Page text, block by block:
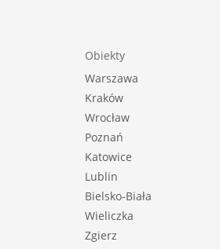
Obiekty
Warszawa
Kraków
Wrocław
Poznań
Katowice
Lublin
Bielsko-Biała
Wieliczka
Zgierz